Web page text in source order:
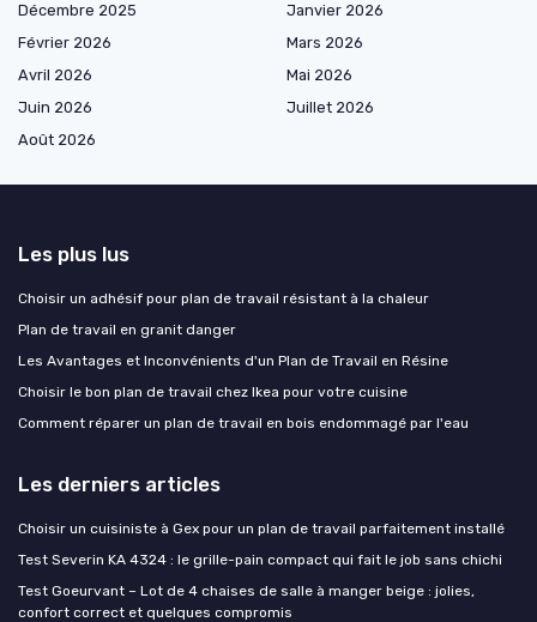
Décembre 2025
Janvier 2026
Février 2026
Mars 2026
Avril 2026
Mai 2026
Juin 2026
Juillet 2026
Août 2026
Les plus lus
Choisir un adhésif pour plan de travail résistant à la chaleur
Plan de travail en granit danger
Les Avantages et Inconvénients d'un Plan de Travail en Résine
Choisir le bon plan de travail chez Ikea pour votre cuisine
Comment réparer un plan de travail en bois endommagé par l'eau
Les derniers articles
Choisir un cuisiniste à Gex pour un plan de travail parfaitement installé
Test Severin KA 4324 : le grille-pain compact qui fait le job sans chichi
Test Goeurvant – Lot de 4 chaises de salle à manger beige : jolies,
confort correct et quelques compromis